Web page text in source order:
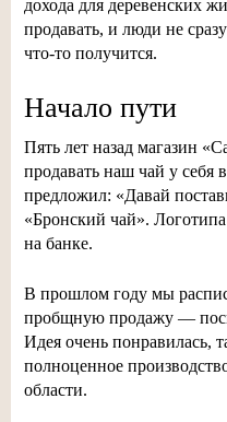
дохода для деревенских
продавать, и люди не
что-то получится.
Начало пути
Пять лет назад магазин
продавать наш чай у себя
предложил: «Давай
«Бронский чай».
на банке.
В прошлом году мы
пробщную продажу —
Идея очень понравилась,
полноценное
области.